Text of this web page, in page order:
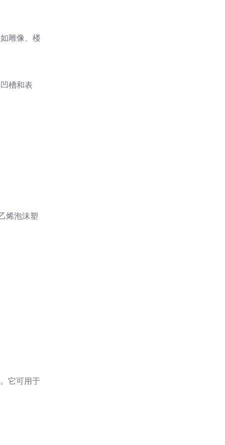
雕像、楼
槽和表
烯泡沫塑
它可用于